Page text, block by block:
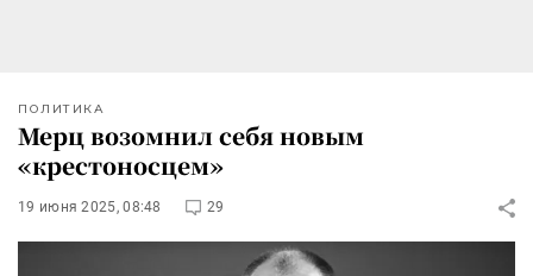
ПОЛИТИКА
Мерц возомнил себя новым
«крестоносцем»
19 июня 2025, 08:48 29